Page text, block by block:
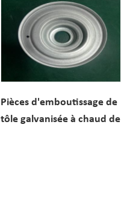
de composants de moteur
Pièces d'emboutissage de
tôle galvanisée à chaud de